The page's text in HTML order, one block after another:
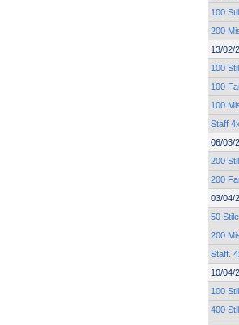
100
200
13/02/
100
100
100
Staff
06/03/
200
200
03/04/
50
200
Staff.
10/04/
100
400